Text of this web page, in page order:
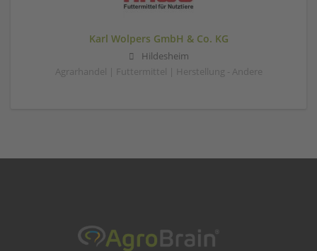
Karl Wolpers GmbH & Co. KG
Hildesheim
Agrarhandel | Futtermittel | Herstellung - Andere